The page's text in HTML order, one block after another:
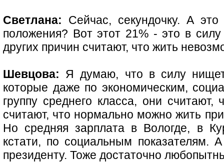
Светлана: Сейчас, секундочку. А
положения? Вот этот 21% - это в
других причин считают, что жить
Шевцова: Я думаю, что в силу
которые даже по экономическим,
группу среднего класса, они
считают, что нормально можно жить
Но средняя зарплата в Вологде, в
кстати, по социальным показателям.
президенту. Тоже достаточно